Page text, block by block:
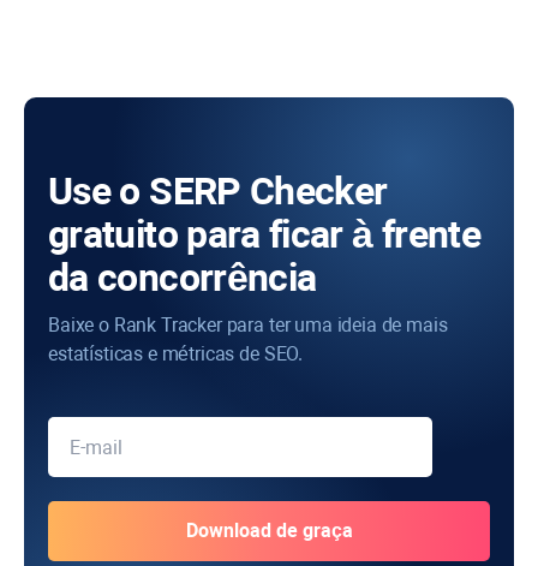
Use o SERP Checker
gratuito para ficar à frente
da concorrência
Baixe o Rank Tracker para ter uma ideia de mais
estatísticas e métricas de SEO.